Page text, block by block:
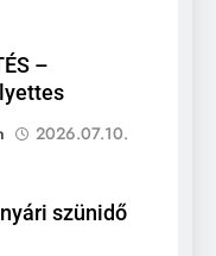
–
2026.07.10.
szünidő